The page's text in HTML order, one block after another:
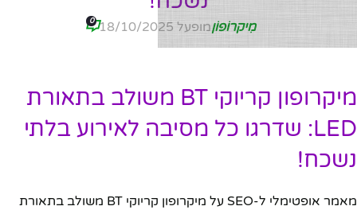
מִיקרוֹפוֹןמופעל 18/10/2025 0
מיקרופון קריוקי BT משולב בתאורת
LED: שדרגו כל מסיבה לאירוע בלתי
נשכח!
מאמר אופטימלי ל-SEO על מיקרופון קריוקי BT משולב בתאורת